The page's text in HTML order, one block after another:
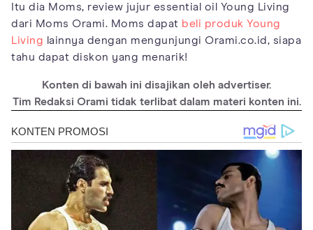
Itu dia Moms, review jujur essential oil Young Living
dari Moms Orami. Moms dapat beli produk Young
Living lainnya dengan mengunjungi Orami.co.id, siapa
tahu dapat diskon yang menarik!
Konten di bawah ini disajikan oleh advertiser.
Tim Redaksi Orami tidak terlibat dalam materi konten ini.